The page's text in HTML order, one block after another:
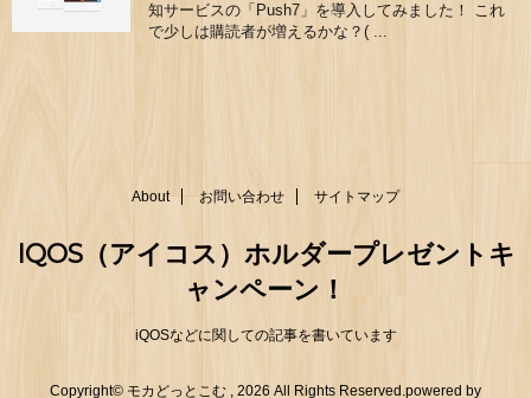
知サービスの「Push7」を導入してみました！ これ
で少しは購読者が増えるかな？( ...
About お問い合わせ サイトマップ
IQOS（アイコス）ホルダープレゼントキ
ャンペーン！
iQOSなどに関しての記事を書いています
Copyright© モカどっとこむ , 2026 All Rights Reserved.powered by